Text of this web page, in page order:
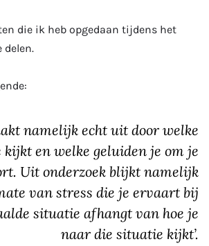
die ik heb opgedaan tijdens het
delen.
namelijk echt uit door welke
en welke geluiden je om je
Uit onderzoek blijkt namelijk
van stress die je ervaart bij
situatie afhangt van hoe je
naar die situatie kijkt’.